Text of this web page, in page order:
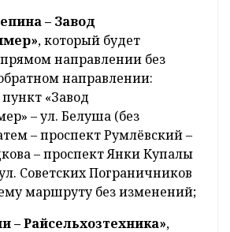
– Завод
, который будет
направлении без
направлении:
«Завод
– ул. Белуша (без
– проспект Румлёвский –
– проспект Янки Купалы
Советских Пограничников
маршруту без изменений;
– Райсельхозтехника»,